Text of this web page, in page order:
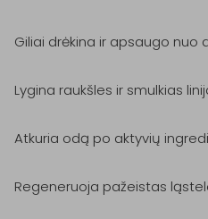
Giliai drėkina ir apsaugo nuo
Lygina raukšles ir smulkias
Atkuria odą po aktyvių
Regeneruoja pažeistas